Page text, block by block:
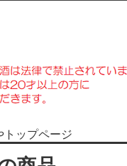
トップページ